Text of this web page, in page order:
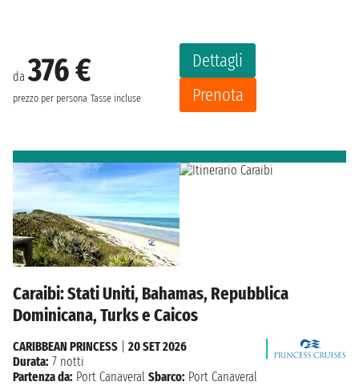
da376 €
prezzo per persona Tasse incluse
Dettagli
Prenota
Caraibi: Stati Uniti, Bahamas, Repubblica
Dominicana, Turks e Caicos
CARIBBEAN PRINCESS
20 SET 2026
Durata: 7 notti
Partenza da: Port Canaveral Sbarco: Port Canaveral